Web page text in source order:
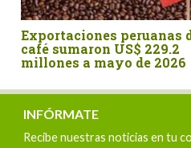
Agroexportaciones no
tradicionales de Perú a
Estados Unidos
INFÓRMATE
Recibe nuestras noticias en tu